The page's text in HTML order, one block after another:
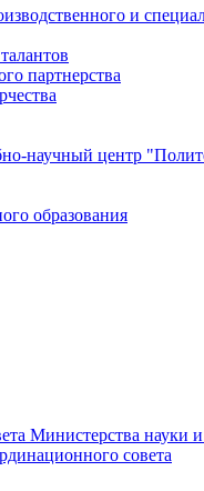
и
партнерства
научный центр
образования
Министерства
совета